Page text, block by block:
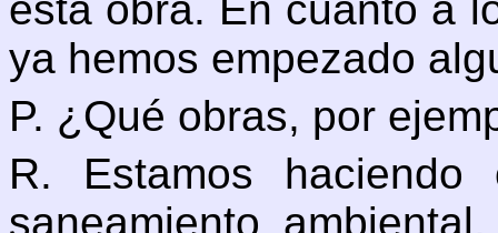
ya hemos empezado
P. ¿Qué obras, por
R. Estamos
saneamiento